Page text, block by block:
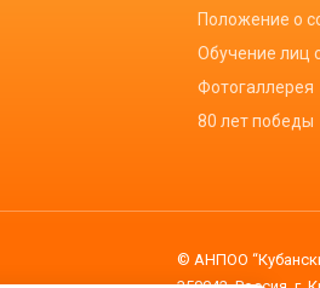
Положение о
Обучение лиц
Фотогаллерея
80 лет победы
© АНПОО